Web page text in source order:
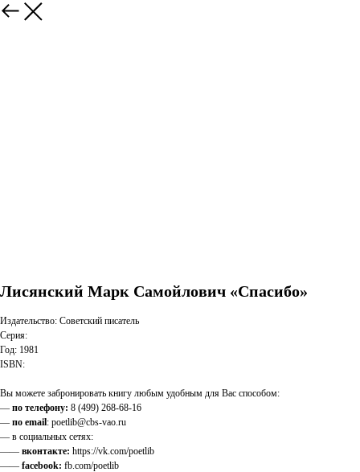
Лисянский Марк Самойлович «Спасибо»
Издательство: Советский писатель
Серия:
Год: 1981
ISBN:
Вы можете забронировать книгу любым удобным для Вас способом:
— по телефону: 8 (499) 268-68-16
— по email: poetlib@cbs-vao.ru
— в социальных сетях:
—— вконтакте: https://vk.com/poetlib
—— facebook: fb.com/poetlib